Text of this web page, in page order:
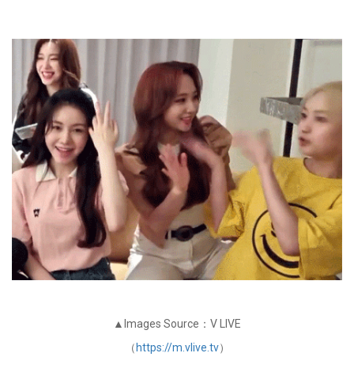
▲Images Source：V LIVE
（ https://m.vlive.tv）